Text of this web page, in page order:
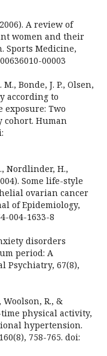
A review of
women and their
Sports Medicine,
00003
Bonde, J. P., Olsen,
according to
exposure: Two
cohort. Human
Nordlinder, H.,
Some life-style
ovarian cancer
of Epidemiology,
004-1633-8
disorders
period: A
Psychiatry, 67(8),
Woolson, R., &
time physical activity,
hypertension.
758-765. doi: